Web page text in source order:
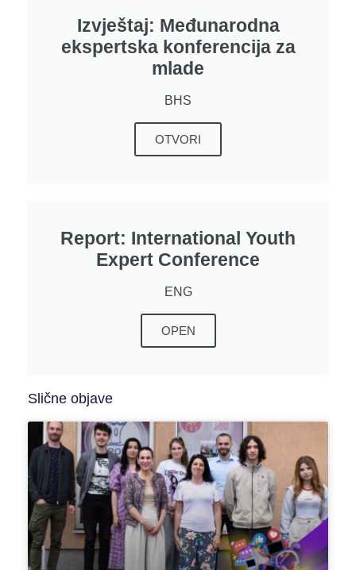
Izvještaj: Međunarodna
ekspertska konferencija za
mlade
BHS
OTVORI
Report: International Youth
Expert Conference
ENG
OPEN
Slične objave